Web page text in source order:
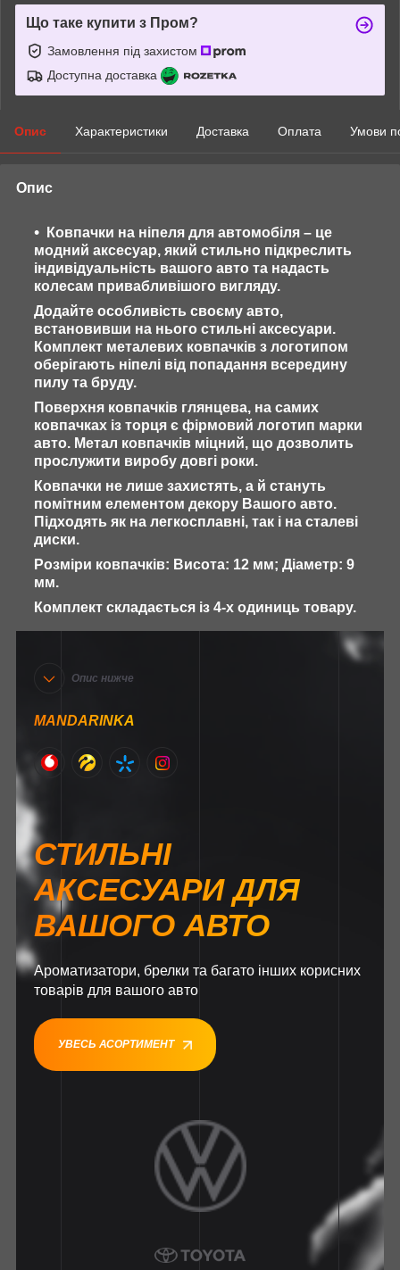
Що таке купити з Пром?
Замовлення під захистом
Доступна доставка
Опис Характеристики Доставка Оплата Умови
Опис
Ковпачки на ніпеля для автомобіля – це
модний аксесуар, який стильно підкреслить
індивідуальність вашого авто та надасть
колесам привабливішого вигляду.
Додайте особливість своєму авто,
встановивши на нього стильні аксесуари.
Комплект металевих ковпачків з логотипом
оберігають ніпелі від попадання всередину
пилу та бруду.
Поверхня ковпачків глянцева, на самих
ковпачках із торця є фірмовий логотип марки
авто. Метал ковпачків міцний, що дозволить
прослужити виробу довгі роки.
Ковпачки не лише захистять, а й стануть
помітним елементом декору Вашого авто.
Підходять як на легкосплавні, так і на сталеві
диски.
Розміри ковпачків: Висота: 12 мм; Діаметр: 9
мм.
Комплект складається із 4-х одиниць товару.
Опис нижче
MANDARINKA
СТИЛЬНІ
АКСЕСУАРИ ДЛЯ
ВАШОГО АВТО
Ароматизатори, брелки та багато інших корисних
товарів для вашого авто
УВЕСЬ АСОРТИМЕНТ